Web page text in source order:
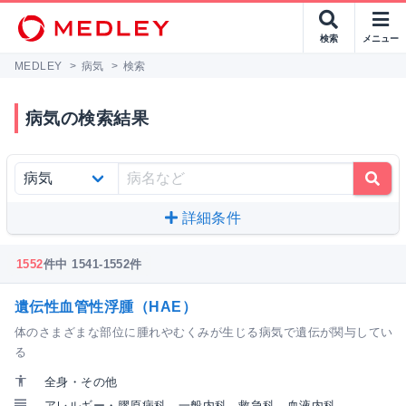
検索 メニュー
MEDLEY > 病気 > 検索
病気の検索結果
詳細条件
1552件中 1541-1552件
遺伝性血管性浮腫（HAE）
体のさまざまな部位に腫れやむくみが生じる病気で遺伝が関与してい
る
全身・その他